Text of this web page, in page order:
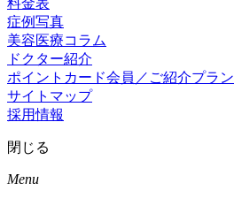
料金表
症例写真
美容医療コラム
ドクター紹介
ポイントカード会員／ご紹介プラン
サイトマップ
採用情報
閉じる
Menu